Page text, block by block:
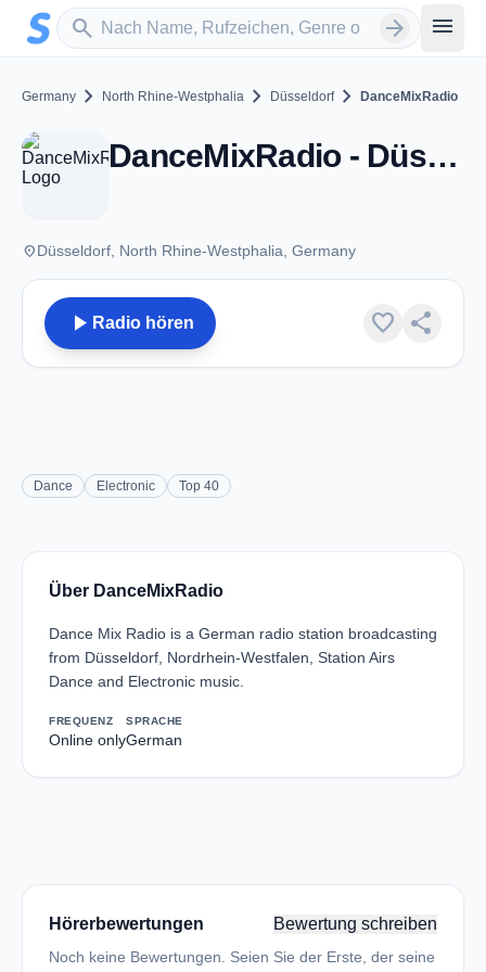
Zum Hauptinhalt springen
search
Sender suchen arrow_forward menu
Germany chevron_right North Rhine-Westphalia chevron_right Düsseldorf chevron_right DanceMixRadio
DanceMixRadio - Düsseldorf
placeDüsseldorf, North Rhine-Westphalia, Germany
play_arrow Radio hören favorite share
Dance Electronic Top 40
Über DanceMixRadio
Dance Mix Radio is a German radio station broadcasting
from Düsseldorf, Nordrhein-Westfalen, Station Airs
Dance and Electronic music.
FREQUENZ
Online only
SPRACHE
German
Hörerbewertungen Bewertung schreiben
Noch keine Bewertungen. Seien Sie der Erste, der seine